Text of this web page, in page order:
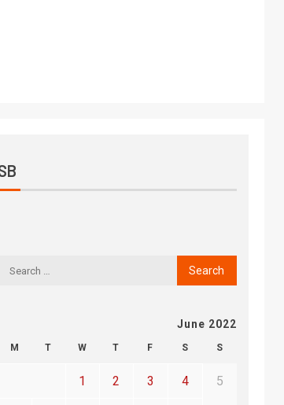
June 2022
M T W T F S S
1 2 3 4 5